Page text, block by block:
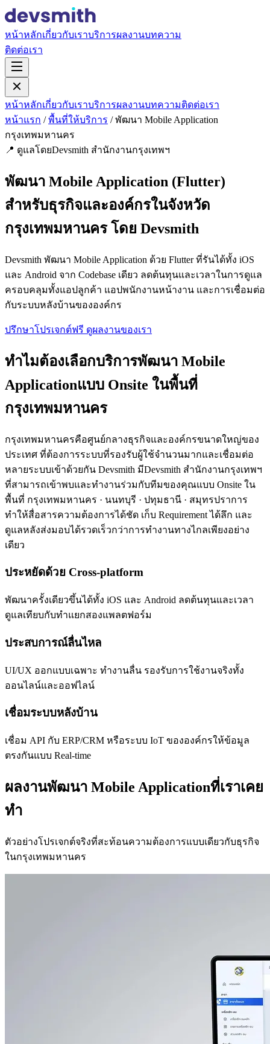
หน้าหลักเกี่ยวกับเราบริการผลงานบทความ
ติดต่อเรา
หน้าหลักเกี่ยวกับเราบริการผลงานบทความติดต่อเรา
หน้าแรก / พื้นที่ให้บริการ / พัฒนา Mobile Application
กรุงเทพมหานคร
📍 ดูแลโดยDevsmith สำนักงานกรุงเทพฯ
พัฒนา Mobile Application (Flutter)
สำหรับธุรกิจและองค์กรในจังหวัด
กรุงเทพมหานคร โดย Devsmith
Devsmith พัฒนา Mobile Application ด้วย Flutter ที่รันได้ทั้ง iOS
และ Android จาก Codebase เดียว ลดต้นทุนและเวลาในการดูแล
ครอบคลุมทั้งแอปลูกค้า แอปพนักงานหน้างาน และการเชื่อมต่อ
กับระบบหลังบ้านขององค์กร
ปรึกษาโปรเจกต์ฟรี ดูผลงานของเรา
ทำไมต้องเลือกบริการพัฒนา Mobile
Applicationแบบ Onsite ในพื้นที่
กรุงเทพมหานคร
กรุงเทพมหานครคือศูนย์กลางธุรกิจและองค์กรขนาดใหญ่ของ
ประเทศ ที่ต้องการระบบที่รองรับผู้ใช้จำนวนมากและเชื่อมต่อ
หลายระบบเข้าด้วยกัน Devsmith มีDevsmith สำนักงานกรุงเทพฯ
ที่สามารถเข้าพบและทำงานร่วมกับทีมของคุณแบบ Onsite ใน
พื้นที่ กรุงเทพมหานคร · นนทบุรี · ปทุมธานี · สมุทรปราการ
ทำให้สื่อสารความต้องการได้ชัด เก็บ Requirement ได้ลึก และ
ดูแลหลังส่งมอบได้รวดเร็วกว่าการทำงานทางไกลเพียงอย่าง
เดียว
ประหยัดด้วย Cross-platform
พัฒนาครั้งเดียวขึ้นได้ทั้ง iOS และ Android ลดต้นทุนและเวลา
ดูแลเทียบกับทำแยกสองแพลตฟอร์ม
ประสบการณ์ลื่นไหล
UI/UX ออกแบบเฉพาะ ทำงานลื่น รองรับการใช้งานจริงทั้ง
ออนไลน์และออฟไลน์
เชื่อมระบบหลังบ้าน
เชื่อม API กับ ERP/CRM หรือระบบ IoT ขององค์กรให้ข้อมูล
ตรงกันแบบ Real-time
ผลงานพัฒนา Mobile Applicationที่เราเคย
ทำ
ตัวอย่างโปรเจกต์จริงที่สะท้อนความต้องการแบบเดียวกับธุรกิจ
ในกรุงเทพมหานคร